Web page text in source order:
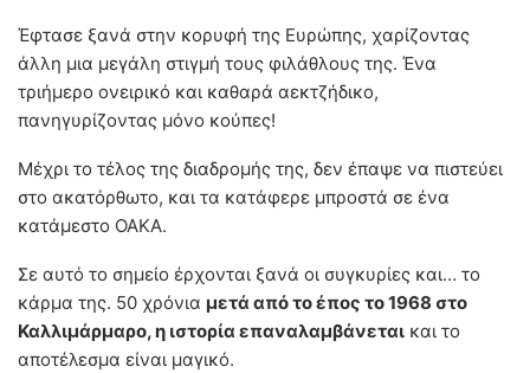
Έφτασε ξανά στην κορυφή της Ευρώπης, χαρίζοντας
άλλη μια μεγάλη στιγμή τους φιλάθλους της. Ένα
τριήμερο ονειρικό και καθαρά αεκτζήδικο,
πανηγυρίζοντας μόνο κούπες!
Μέχρι το τέλος της διαδρομής της, δεν έπαψε να πιστεύει
στο ακατόρθωτο, και τα κατάφερε μπροστά σε ένα
κατάμεστο ΟΑΚΑ.
Σε αυτό το σημείο έρχονται ξανά οι συγκυρίες και… το
κάρμα της. 50 χρόνια μετά από το έπος το 1968 στο
Καλλιμάρμαρο, η ιστορία επαναλαμβάνεται και το
αποτέλεσμα είναι μαγικό.